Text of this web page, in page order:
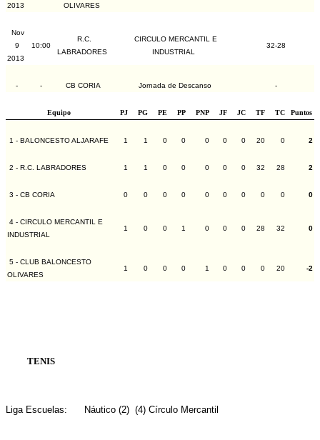
2013
OLIVARES
Nov
9
2013
10:00
R.C.
LABRADORES
CIRCULO MERCANTIL E
INDUSTRIAL
32-28
- - CB CORIA Jornada de Descanso -
Equipo PJ PG PE PP PNP JF JC TF TC Puntos
1 - BALONCESTO ALJARAFE 1 1 0 0 0 0 0 20 0 2
2 - R.C. LABRADORES 1 1 0 0 0 0 0 32 28 2
3 - CB CORIA 0 0 0 0 0 0 0 0 0 0
4 - CIRCULO MERCANTIL E
INDUSTRIAL
1 0 0 1 0 0 0 28 32 0
5 - CLUB BALONCESTO
OLIVARES
1 0 0 0 1 0 0 0 20 -2
TENIS
Liga Escuelas: Náutico (2)  (4) Círculo Mercantil